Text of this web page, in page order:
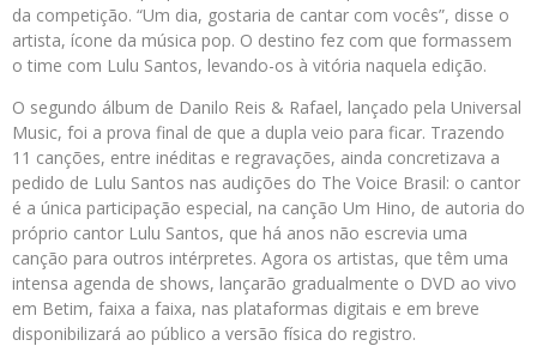
da competição. “Um dia, gostaria de cantar com vocês”, disse o
artista, ícone da música pop. O destino fez com que formassem
o time com Lulu Santos, levando-os à vitória naquela edição.
O segundo álbum de Danilo Reis & Rafael, lançado pela Universal
Music, foi a prova final de que a dupla veio para ficar. Trazendo
11 canções, entre inéditas e regravações, ainda concretizava a
pedido de Lulu Santos nas audições do The Voice Brasil: o cantor
é a única participação especial, na canção Um Hino, de autoria do
próprio cantor Lulu Santos, que há anos não escrevia uma
canção para outros intérpretes. Agora os artistas, que têm uma
intensa agenda de shows, lançarão gradualmente o DVD ao vivo
em Betim, faixa a faixa, nas plataformas digitais e em breve
disponibilizará ao público a versão física do registro.